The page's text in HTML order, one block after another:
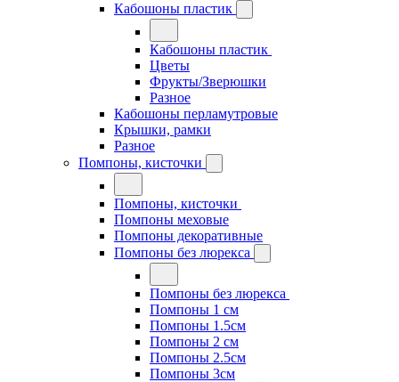
Кабошоны пластик
Кабошоны пластик
Цветы
Фрукты/Зверюшки
Разное
Кабошоны перламутровые
Крышки, рамки
Разное
Помпоны, кисточки
Помпоны, кисточки
Помпоны меховые
Помпоны декоративные
Помпоны без люрекса
Помпоны без люрекса
Помпоны 1 см
Помпоны 1.5см
Помпоны 2 см
Помпоны 2.5см
Помпоны 3см